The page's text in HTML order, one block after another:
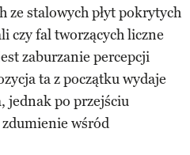
ze stalowych płyt pokrytych
czy fal tworzących liczne
zaburzanie percepcji
ta z początku wydaje
jednak po przejściu
wśród